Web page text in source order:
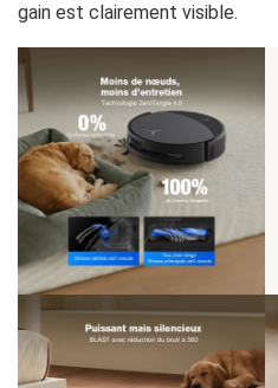
gain est clairement visible.